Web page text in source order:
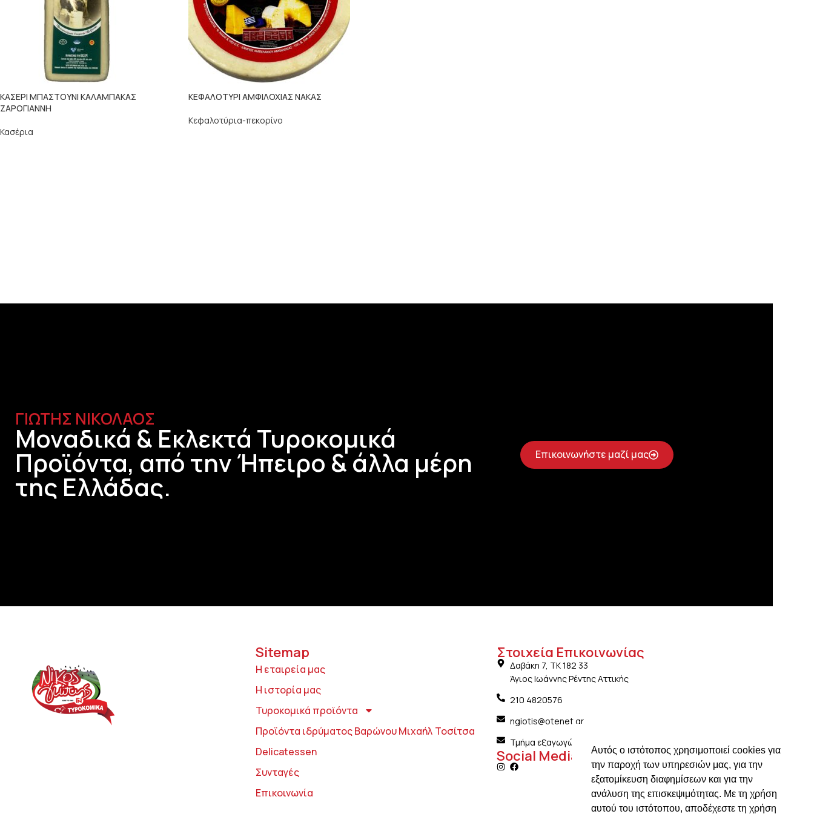
Αυτός ο ιστότοπος χρησιμοποιεί cookies για
την παροχή των υπηρεσιών μας, για την
εξατομίκευση διαφημίσεων και για την
ανάλυση της επισκεψιμότητας. Με τη χρήση
αυτού του ιστότοπου, αποδέχεστε τη χρήση
ΚΑΣΕΡΙ ΜΠΑΣΤΟΥΝΙ ΚΑΛΑΜΠΑΚΑΣ
ΖΑΡΟΓΙΑΝΝΗ
Κασέρια
ΚΕΦΑΛΟΤΥΡΙ ΑΜΦΙΛΟΧΙΑΣ ΝΑΚΑΣ
Κεφαλοτύρια-πεκορίνο
ΓΙΩΤΗΣ ΝΙΚΟΛΑΟΣ
Μοναδικά & Εκλεκτά Τυροκομικά
Προϊόντα, από την Ήπειρο & άλλα μέρη
της Ελλάδας.
Επικοινωνήστε μαζί μας
Sitemap
Η εταιρεία μας
Η ιστορία μας
Τυροκομικά προϊόντα
Προϊόντα ιδρύματος Βαρώνου Μιχαήλ Τοσίτσα
Delicatessen
Συνταγές
Επικοινωνία
Στοιχεία Επικοινωνίας
Δαβάκη 7, ΤΚ 182 33
Άγιος Ιωάννης Ρέντης Αττικής
210 4820576
ngiotis@otenet.gr
Τμήμα εξαγωγών: ngiotis.ike@gmail.com
Social Media